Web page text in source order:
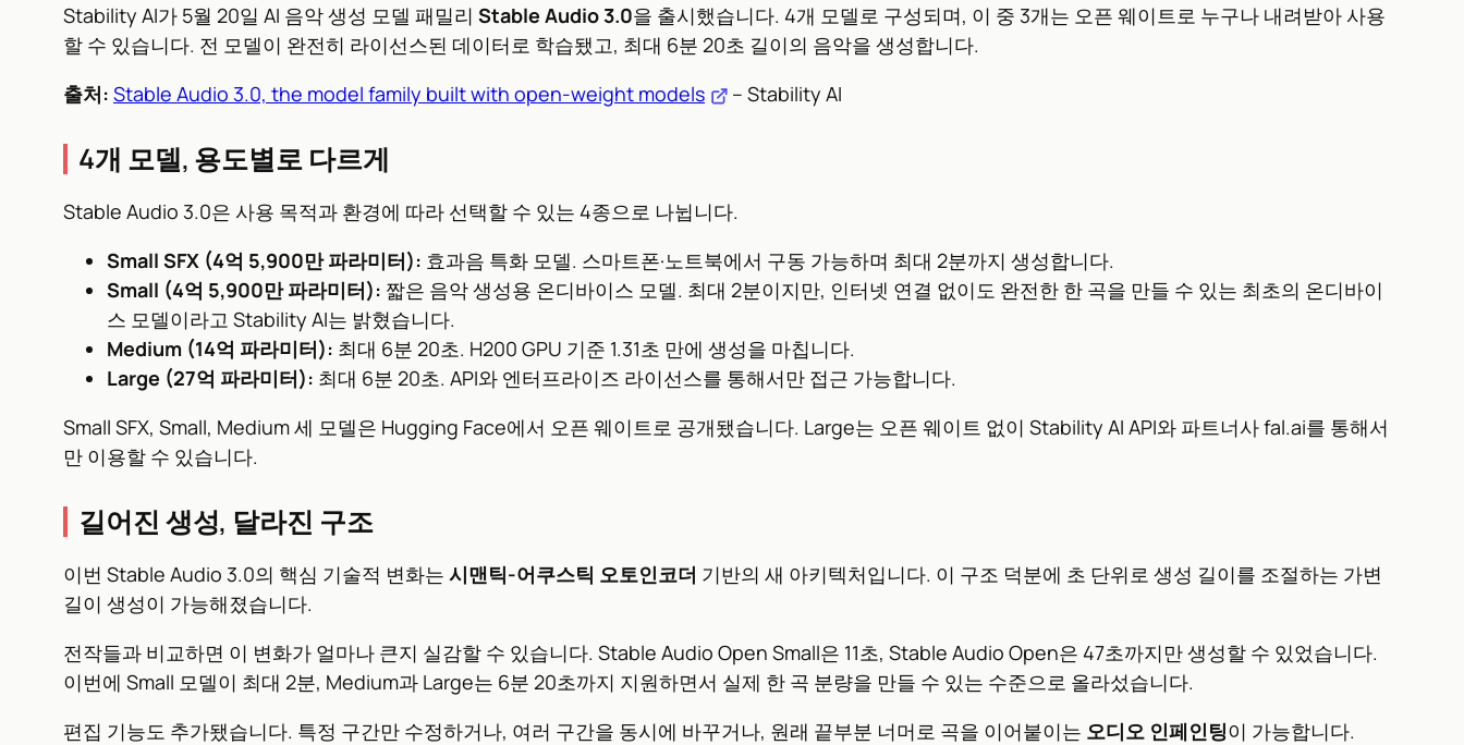
Stability AI가 5월 20일 AI 음악 생성 모델 패밀리 Stable Audio 3.0을 출시했습니다. 4개 모델로 구성되며, 이 중 3개는 오픈 웨이트로 누구나 내려받아 사용
할 수 있습니다. 전 모델이 완전히 라이선스된 데이터로 학습됐고, 최대 6분 20초 길이의 음악을 생성합니다.
출처: Stable Audio 3.0, the model family built with open-weight models – Stability AI
4개 모델, 용도별로 다르게
Stable Audio 3.0은 사용 목적과 환경에 따라 선택할 수 있는 4종으로 나뉩니다.
Small SFX (4억 5,900만 파라미터): 효과음 특화 모델. 스마트폰·노트북에서 구동 가능하며 최대 2분까지 생성합니다.
Small (4억 5,900만 파라미터): 짧은 음악 생성용 온디바이스 모델. 최대 2분이지만, 인터넷 연결 없이도 완전한 한 곡을 만들 수 있는 최초의 온디바이
스 모델이라고 Stability AI는 밝혔습니다.
Medium (14억 파라미터): 최대 6분 20초. H200 GPU 기준 1.31초 만에 생성을 마칩니다.
Large (27억 파라미터): 최대 6분 20초. API와 엔터프라이즈 라이선스를 통해서만 접근 가능합니다.
Small SFX, Small, Medium 세 모델은 Hugging Face에서 오픈 웨이트로 공개됐습니다. Large는 오픈 웨이트 없이 Stability AI API와 파트너사 fal.ai를 통해서
만 이용할 수 있습니다.
길어진 생성, 달라진 구조
이번 Stable Audio 3.0의 핵심 기술적 변화는 시맨틱-어쿠스틱 오토인코더 기반의 새 아키텍처입니다. 이 구조 덕분에 초 단위로 생성 길이를 조절하는 가변
길이 생성이 가능해졌습니다.
전작들과 비교하면 이 변화가 얼마나 큰지 실감할 수 있습니다. Stable Audio Open Small은 11초, Stable Audio Open은 47초까지만 생성할 수 있었습니다.
이번에 Small 모델이 최대 2분, Medium과 Large는 6분 20초까지 지원하면서 실제 한 곡 분량을 만들 수 있는 수준으로 올라섰습니다.
편집 기능도 추가됐습니다. 특정 구간만 수정하거나, 여러 구간을 동시에 바꾸거나, 원래 끝부분 너머로 곡을 이어붙이는 오디오 인페인팅이 가능합니다.